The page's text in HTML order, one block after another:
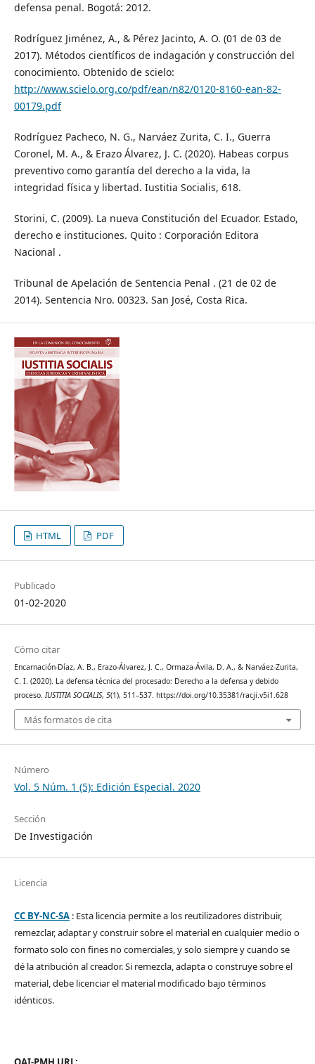
defensa penal. Bogotá: 2012.
Rodríguez Jiménez, A., & Pérez Jacinto, A. O. (01 de 03 de
2017). Métodos científicos de indagación y construcción del
conocimiento. Obtenido de scielo:
http://www.scielo.org.co/pdf/ean/n82/0120-8160-ean-82-
00179.pdf
Rodríguez Pacheco, N. G., Narváez Zurita, C. I., Guerra
Coronel, M. A., & Erazo Álvarez, J. C. (2020). Habeas corpus
preventivo como garantía del derecho a la vida, la
integridad física y libertad. Iustitia Socialis, 618.
Storini, C. (2009). La nueva Constitución del Ecuador. Estado,
derecho e instituciones. Quito : Corporación Editora
Nacional .
Tribunal de Apelación de Sentencia Penal . (21 de 02 de
2014). Sentencia Nro. 00323. San José, Costa Rica.
HTML PDF
Publicado
01-02-2020
Cómo citar
Encarnación-Díaz, A. B., Erazo-Álvarez, J. C., Ormaza-Ávila, D. A., & Narváez-Zurita,
C. I. (2020). La defensa técnica del procesado: Derecho a la defensa y debido
proceso. IUSTITIA SOCIALIS, 5(1), 511–537. https://doi.org/10.35381/racji.v5i1.628
Más formatos de cita
Número
Vol. 5 Núm. 1 (5): Edición Especial. 2020
Sección
De Investigación
Licencia
CC BY-NC-SA: Esta licencia permite a los reutilizadores distribuir,
remezclar, adaptar y construir sobre el material en cualquier medio o
formato solo con fines no comerciales, y solo siempre y cuando se
dé la atribución al creador. Si remezcla, adapta o construye sobre el
material, debe licenciar el material modificado bajo términos
idénticos.